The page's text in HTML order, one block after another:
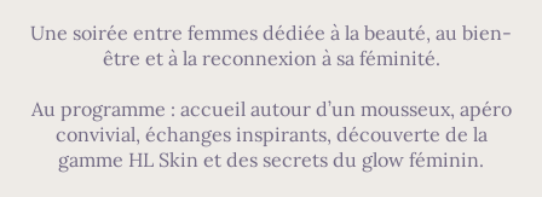
Une soirée entre femmes dédiée à la beauté, au bien-
être et à la reconnexion à sa féminité.
Au programme : accueil autour d’un mousseux, apéro
convivial, échanges inspirants, découverte de la
gamme HL Skin et des secrets du glow féminin.